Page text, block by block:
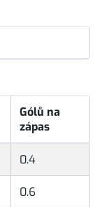
Gólů na
zápas
0.4
0.6